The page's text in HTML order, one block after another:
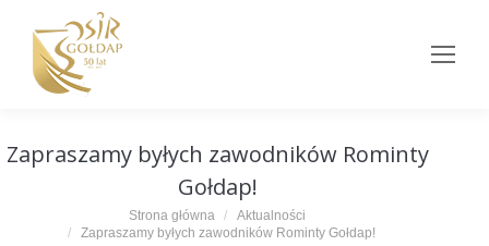
Zapraszamy byłych zawodników Rominty
Gołdap!
Strona główna
Aktualności
Zapraszamy byłych zawodników Rominty Gołdap!